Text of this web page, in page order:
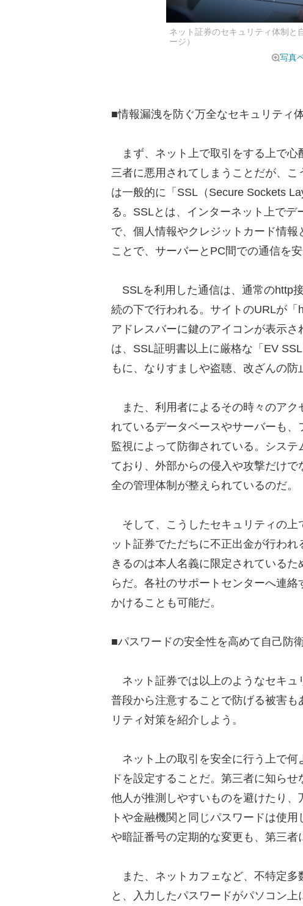
ネット証券のセキュリティ体制と
ージ）
写真
■情報漏洩を防ぐ万全なセキュリティ
まず、ネット上で取引をする上で心
三者に悪用されてしまうことだが、
は一般的に「SSL（Secure Sockets
る。SSLとは、インターネット上でデ
で、個人情報やクレジットカード情
ことで、サーバーとPC間での通信を
SSLを利用した通信は、通常のhttp
続の下で行われる。サイトのURLが
アドレスバーに鍵のアイコンが表示
は、SSL証明書以上に厳格な「EV
もに、なりすましや盗聴、改ざんの防
また、利用者によるその時々のアク
れているデータベースやサーバーも
監視によって防御されている。シス
ており、外部からの侵入や攻撃だけ
全の管理体制が整えられているのだ。
そして、こうしたセキュリティの上
ット証券でただちに不正出金が行わ
きるのは本人名義に限定されている
らだ。各社のサポートセンターへ連
かけることも可能だ。
■パスワードの安全性を高めて自己防
ネット証券では以上のようなセキュ
普段から注意することで防げる被害
リティ対策を紹介しよう。
ネット上の取引を安全に行う上で何
ドを設定することだ。第三者に知ら
他人が推測しやすいものを避けたり
トや金融機関と同じパスワードは使
や暗証番号の定期的な変更も、第三者
また、ネットカフェなど、不特定多
と、入力したパスワードがパソコン